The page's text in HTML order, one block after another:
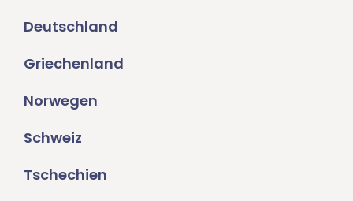
Deutschland
Griechenland
Norwegen
Schweiz
Tschechien